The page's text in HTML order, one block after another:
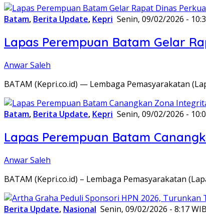
Batam, Berita Update, Kepri Senin, 09/02/2026 -
Lapas Perempuan Batam Gelar
Anwar Saleh
BATAM (Kepri.co.id) — Lembaga Pemasyarakatan
Batam, Berita Update, Kepri Senin, 09/02/2026 -
Lapas Perempuan Batam
Anwar Saleh
BATAM (Kepri.co.id) – Lembaga Pemasyarakatan
Berita Update, Nasional Senin, 09/02/2026 - 8:17 WIB